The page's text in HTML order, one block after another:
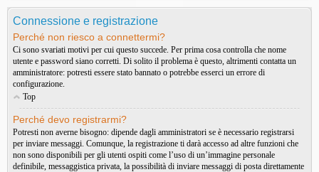
Connessione e registrazione
Perché non riesco a connettermi?
Ci sono svariati motivi per cui questo succede. Per prima cosa controlla che nome
utente e password siano corretti. Di solito il problema è questo, altrimenti contatta un
amministratore: potresti essere stato bannato o potrebbe esserci un errore di
configurazione.
Top
Perché devo registrarmi?
Potresti non averne bisogno: dipende dagli amministratori se è necessario registrarsi
per inviare messaggi. Comunque, la registrazione ti darà accesso ad altre funzioni che
non sono disponibili per gli utenti ospiti come l’uso di un’immagine personale
definibile, messaggistica privata, la possibilità di inviare messaggi di posta direttamente